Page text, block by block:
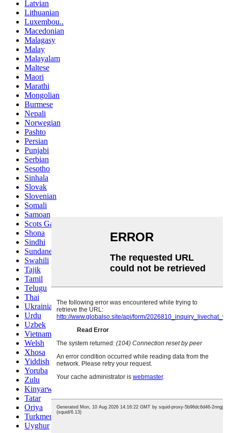
Latvian
Lithuanian
Luxembou..
Macedonian
Malagasy
Malay
Malayalam
Maltese
Maori
Marathi
Mongolian
Burmese
Nepali
Norwegian
Pashto
Persian
Punjabi
Serbian
Sesotho
Sinhala
Slovak
Slovenian
Somali
Samoan
Scots Gaelic
Shona
Sindhi
Sundanese
Swahili
Tajik
Tamil
Telugu
Thai
Ukrainian
Urdu
Uzbek
Vietnamese
Welsh
Xhosa
Yiddish
Yoruba
Zulu
Kinyarwanda
Tatar
Oriya
Turkmen
Uyghur